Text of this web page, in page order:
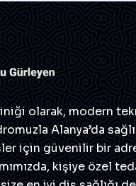
olarak, modern
Alanya’da
için güvenilir bir
kişiye özel